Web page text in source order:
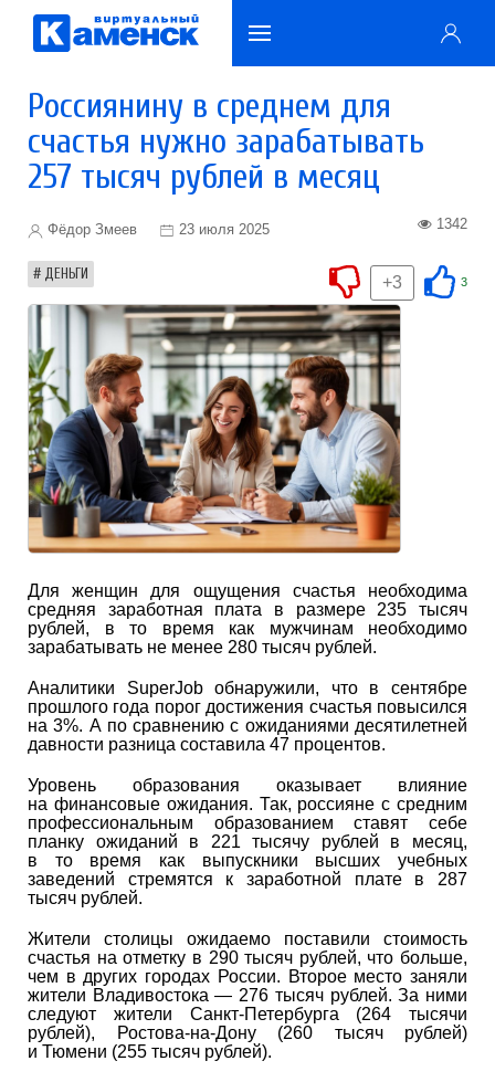
Россиянину в среднем для
счастья нужно зарабатывать
257 тысяч рублей в месяц
Фёдор Змеев 23 июля 2025 1342
ДЕНЬГИ 3
+3
Для женщин для ощущения счастья необходима
средняя заработная плата в размере 235 тысяч
рублей, в то время как мужчинам необходимо
зарабатывать не менее 280 тысяч рублей.
Аналитики SuperJob обнаружили, что в сентябре
прошлого года порог достижения счастья повысился
на 3%. А по сравнению с ожиданиями десятилетней
давности разница составила 47 процентов.
Уровень образования оказывает влияние
на финансовые ожидания. Так, россияне с средним
профессиональным образованием ставят себе
планку ожиданий в 221 тысячу рублей в месяц,
в то время как выпускники высших учебных
заведений стремятся к заработной плате в 287
тысяч рублей.
Жители столицы ожидаемо поставили стоимость
счастья на отметку в 290 тысяч рублей, что больше,
чем в других городах России. Второе место заняли
жители Владивостока — 276 тысяч рублей. За ними
следуют жители Санкт-Петербурга (264 тысячи
рублей), Ростова-на-Дону (260 тысяч рублей)
и Тюмени (255 тысяч рублей).